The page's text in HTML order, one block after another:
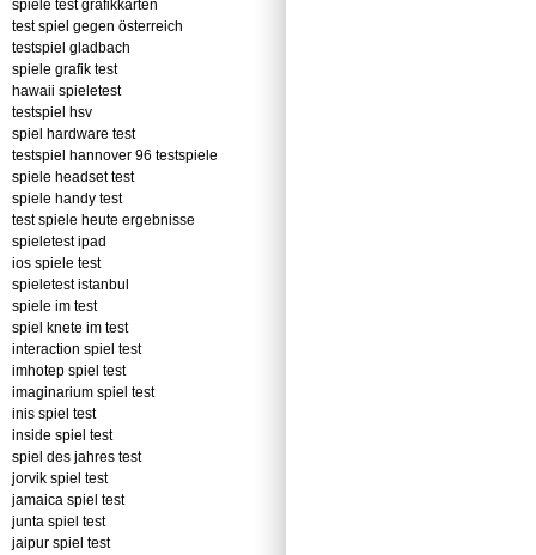
spiele test grafikkarten
test spiel gegen österreich
testspiel gladbach
spiele grafik test
hawaii spieletest
testspiel hsv
spiel hardware test
testspiel hannover 96 testspiele
spiele headset test
spiele handy test
test spiele heute ergebnisse
spieletest ipad
ios spiele test
spieletest istanbul
spiele im test
spiel knete im test
interaction spiel test
imhotep spiel test
imaginarium spiel test
inis spiel test
inside spiel test
spiel des jahres test
jorvik spiel test
jamaica spiel test
junta spiel test
jaipur spiel test